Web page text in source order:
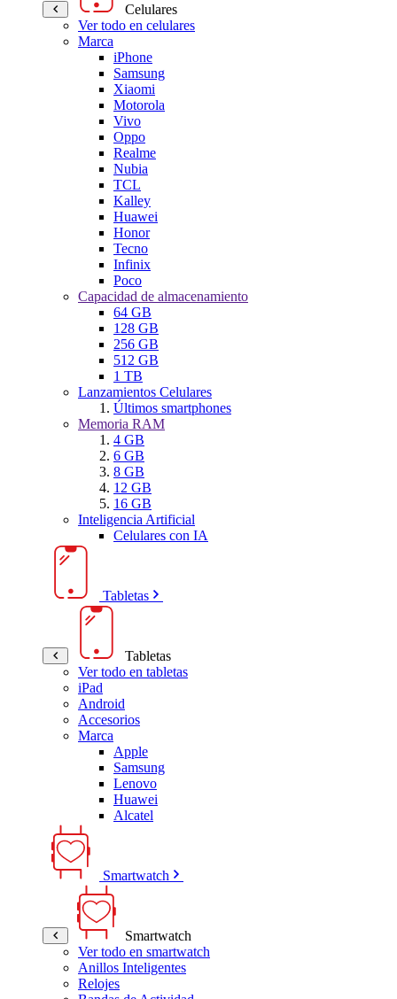
Celulares
Ver todo en celulares
Marca
iPhone
Samsung
Xiaomi
Motorola
Vivo
Oppo
Realme
Nubia
TCL
Kalley
Huawei
Honor
Tecno
Infinix
Poco
Capacidad de almacenamiento
64 GB
128 GB
256 GB
512 GB
1 TB
Lanzamientos Celulares
Últimos smartphones
Memoria RAM
4 GB
6 GB
8 GB
12 GB
16 GB
Inteligencia Artificial
Celulares con IA
Tabletas
Tabletas
Ver todo en tabletas
iPad
Android
Accesorios
Marca
Apple
Samsung
Lenovo
Huawei
Alcatel
Smartwatch
Smartwatch
Ver todo en smartwatch
Anillos Inteligentes
Relojes